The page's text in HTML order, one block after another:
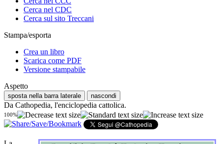
Cerca nel CDC
Cerca sul sito Treccani
Stampa/esporta
Crea un libro
Scarica come PDF
Versione stampabile
Aspetto
sposta nella barra laterale nascondi
Da Cathopedia, l'enciclopedia cattolica.
100%